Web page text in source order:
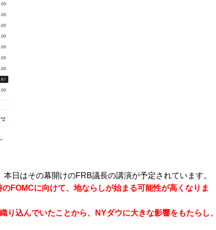
日はその幕開けのFRB議長の講演が予定されています。
FOMCに向けて、地ならしが始まる可能性が高くなりま
り込んでいたことから、NYダウに大きな影響をもたらし、